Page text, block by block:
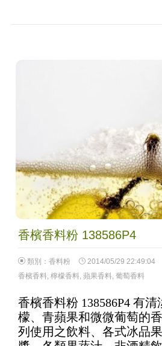
香檳香料粉 138586P4
類別： 香料粉 2014/05/29 22:49:04
香檳香料 檸檬香料 蘋果香料 葡萄香料
香檳香料粉 138586P4 有清
檬、青蘋果和微微葡萄的
列使用之飲料、各式冰品